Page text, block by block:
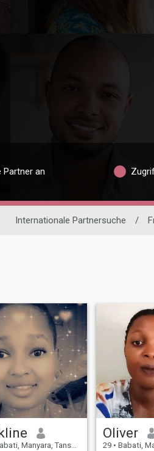
Partner an
Internationale Partnersuche /
Manyara, Tansania
Oliver
29 • Babati,